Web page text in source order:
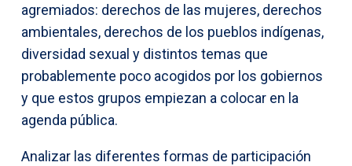
agremiados: derechos de las mujeres, derechos
ambientales, derechos de los pueblos indígenas,
diversidad sexual y distintos temas que
probablemente poco acogidos por los gobiernos
y que estos grupos empiezan a colocar en la
agenda pública.
Analizar las diferentes formas de participación